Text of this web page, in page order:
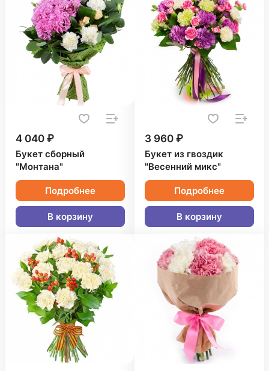
4 040 ₽
Букет сборный
"Монтана"
Подробнее
В корзину
3 960 ₽
Букет из гвоздик
"Весенний микс"
Подробнее
В корзину